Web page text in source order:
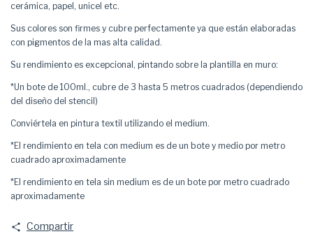
cerámica, papel, unicel etc.
Sus colores son firmes y cubre perfectamente ya que están elaboradas
con pigmentos de la mas alta calidad.
Su rendimiento es excepcional, pintando sobre la plantilla en muro:
*Un bote de 100ml., cubre de 3 hasta 5 metros cuadrados (dependiendo
del diseño del stencil)
Conviértela en pintura textil utilizando el medium.
*El rendimiento en tela con medium es de un bote y medio por metro
cuadrado aproximadamente
*El rendimiento en tela sin medium es de un bote por metro cuadrado
aproximadamente
Compartir